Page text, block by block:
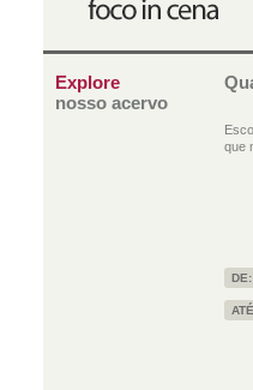
Explore
nosso acervo
que
DE: